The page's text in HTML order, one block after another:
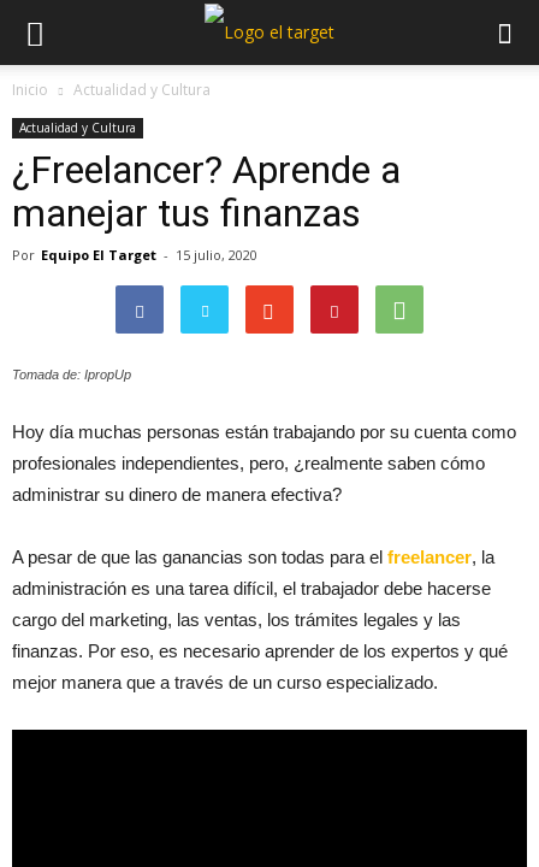
Inicio Actualidad y Cultura
Actualidad y Cultura
¿Freelancer? Aprende a
manejar tus finanzas
Por Equipo El Target - 15 julio, 2020
Tomada de: IpropUp
Hoy día muchas personas están trabajando por su cuenta como
profesionales independientes, pero, ¿realmente saben cómo
administrar su dinero de manera efectiva?
A pesar de que las ganancias son todas para el freelancer, la
administración es una tarea difícil, el trabajador debe hacerse
cargo del marketing, las ventas, los trámites legales y las
finanzas. Por eso, es necesario aprender de los expertos y qué
mejor manera que a través de un curso especializado.